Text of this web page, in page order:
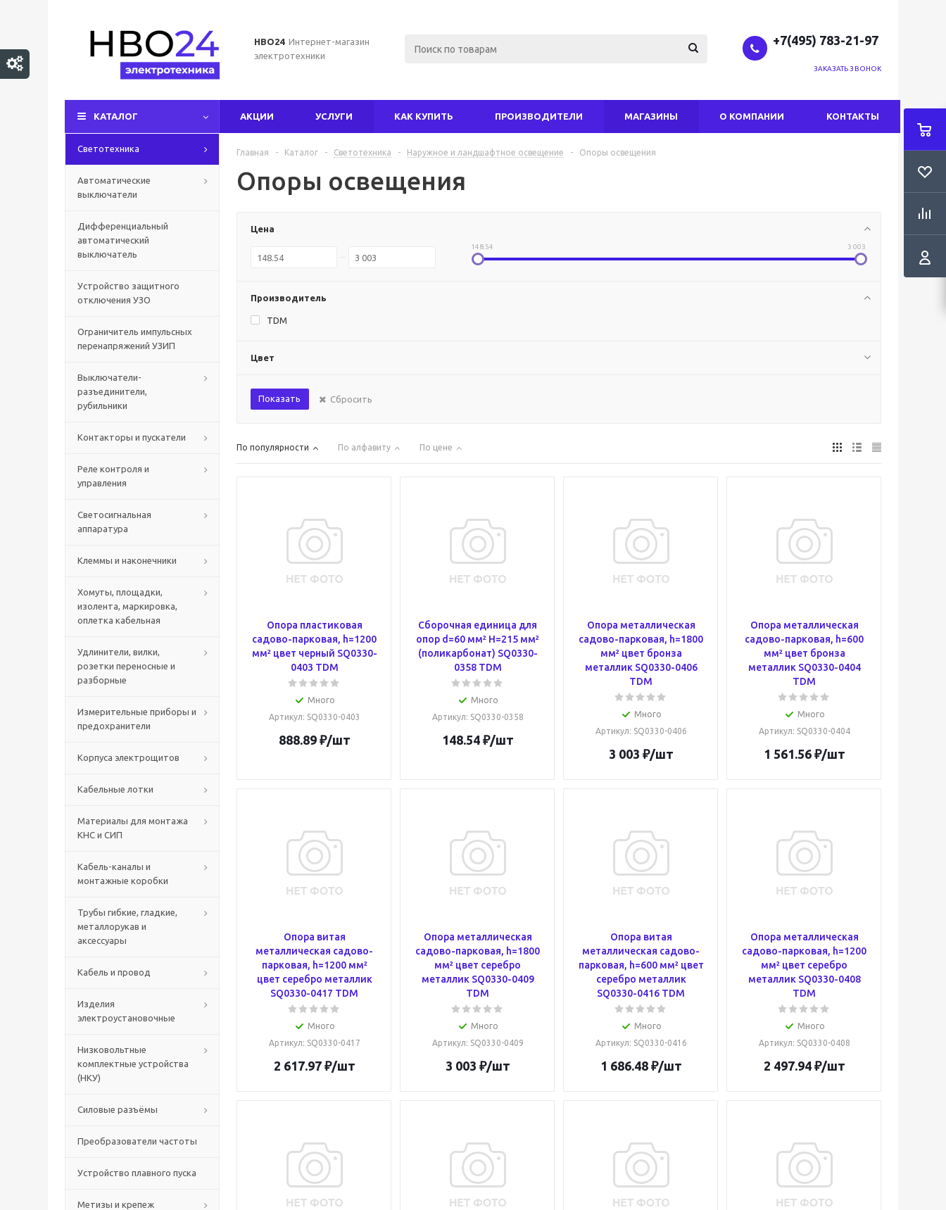
НВО24 Интернет-магазин
электротехники
+7(495) 783-21-97
ЗАКАЗАТЬ ЗВОНОК
КАТАЛОГ АКЦИИ УСЛУГИ КАК КУПИТЬ ПРОИЗВОДИТЕЛИ МАГАЗИНЫ О КОМПАНИИ КОНТАКТЫ
Светотехника
Автоматические
выключатели
Дифференциальный
автоматический
выключатель
Устройство защитного
отключения УЗО
Ограничитель импульсных
перенапряжений УЗИП
Выключатели-
разъединители,
рубильники
Контакторы и пускатели
Реле контроля и
управления
Светосигнальная
аппаратура
Клеммы и наконечники
Хомуты, площадки,
изолента, маркировка,
оплетка кабельная
Удлинители, вилки,
розетки переносные и
разборные
Измерительные приборы и
предохранители
Корпуса электрощитов
Кабельные лотки
Материалы для монтажа
КНС и СИП
Кабель-каналы и
монтажные коробки
Трубы гибкие, гладкие,
металлорукав и
аксессуары
Кабель и провод
Изделия
электроустановочные
Низковольтные
комплектные устройства
(НКУ)
Силовые разъёмы
Преобразователи частоты
Устройство плавного пуска
Метизы и крепеж
Главная - Каталог - Светотехника - Наружное и ландшафтное освещение - Опоры освещения
Опоры освещения
Цена
148.54 3 003
Производитель
TDM
Цвет
Показать Сбросить
По популярности По алфавиту По цене
Опора пластиковая
садово-парковая, h=1200
мм² цвет черный SQ0330-
0403 TDM
Много
Артикул: SQ0330-0403
888.89₽/шт
Сборочная единица для
опор d=60 мм² H=215 мм²
(поликарбонат) SQ0330-
0358 TDM
Много
Артикул: SQ0330-0358
148.54₽/шт
Опора металлическая
садово-парковая, h=1800
мм² цвет бронза
металлик SQ0330-0406
TDM
Много
Артикул: SQ0330-0406
3 003 ₽/шт
Опора металлическая
садово-парковая, h=600
мм² цвет бронза
металлик SQ0330-0404
TDM
Много
Артикул: SQ0330-0404
1 561.56₽/шт
Опора витая
металлическая садово-
парковая, h=1200 мм²
цвет серебро металлик
SQ0330-0417 TDM
Много
Артикул: SQ0330-0417
2 617.97₽/шт
Опора металлическая
садово-парковая, h=1800
мм² цвет серебро
металлик SQ0330-0409
TDM
Много
Артикул: SQ0330-0409
3 003 ₽/шт
Опора витая
металлическая садово-
парковая, h=600 мм² цвет
серебро металлик
SQ0330-0416 TDM
Много
Артикул: SQ0330-0416
1 686.48₽/шт
Опора металлическая
садово-парковая, h=1200
мм² цвет серебро
металлик SQ0330-0408
TDM
Много
Артикул: SQ0330-0408
2 497.94₽/шт